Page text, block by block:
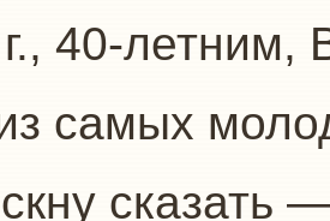
40-летним,
самых
сказать